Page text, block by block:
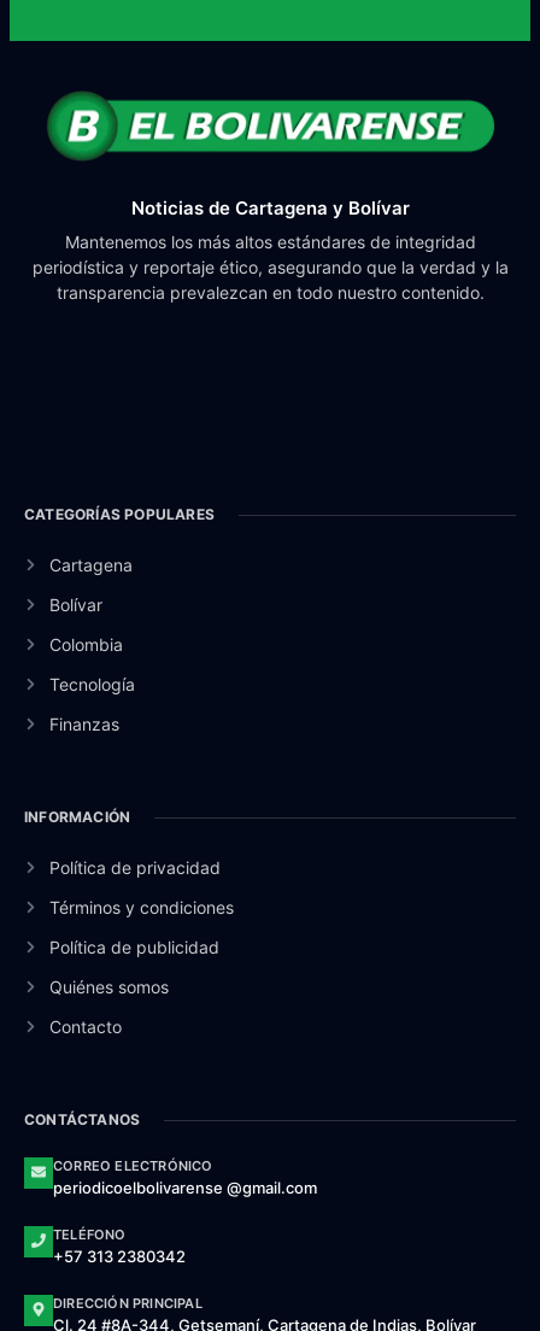
Noticias de Cartagena y Bolívar
Mantenemos los más altos estándares de integridad
periodística y reportaje ético, asegurando que la verdad y la
transparencia prevalezcan en todo nuestro contenido.
CATEGORÍAS POPULARES
Cartagena
Bolívar
Colombia
Tecnología
Finanzas
INFORMACIÓN
Política de privacidad
Términos y condiciones
Política de publicidad
Quiénes somos
Contacto
CONTÁCTANOS
CORREO ELECTRÓNICO
periodicoelbolivarense @gmail.com
TELÉFONO
+57 313 2380342
DIRECCIÓN PRINCIPAL
Cl. 24 #8A-344, Getsemaní, Cartagena de Indias, Bolívar